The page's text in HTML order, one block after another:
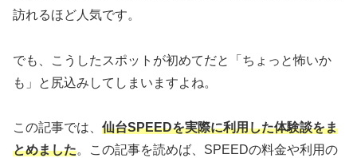
訪れるほど人気です。
でも、こうしたスポットが初めてだと「ちょっと怖いか
も」と尻込みしてしまいますよね。
この記事では、 仙台SPEEDを実際に利用した体験談をま
とめました。この記事を読めば、SPEEDの料金や利用の